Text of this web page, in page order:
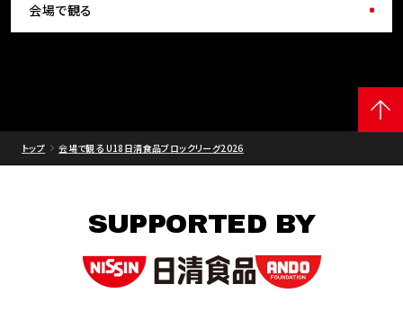
会場で観る
トップ 会場で観る U18日清食品ブロックリーグ2026
SUPPORTED BY